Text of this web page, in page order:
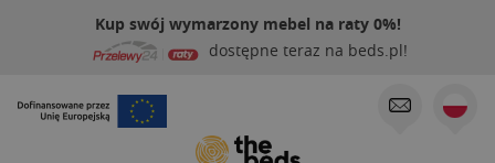
Kup swój wymarzony mebel na raty 0%!
dostępne teraz na beds.pl!